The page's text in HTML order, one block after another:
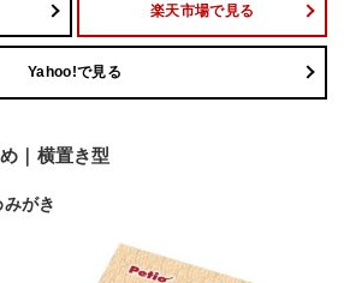
楽天市場で見る
Yahoo!で見る
｜横置き型
がき